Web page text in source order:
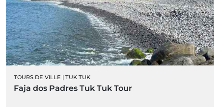
TOURS DE VILLE | TUK TUK
Faja dos Padres Tuk Tuk Tour